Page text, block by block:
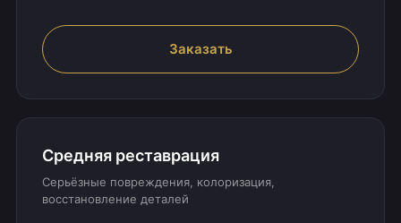
Заказать
Средняя реставрация
Серьёзные повреждения, колоризация,
восстановление деталей